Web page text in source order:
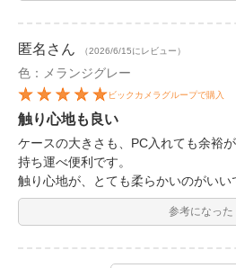
匿名 さん （2026/6/15にレビュー）
色：メランジグレー
ビックカメラグループで購入
触り心地も良い
ケースの大きさも、PC入れても余裕
持ち運べ便利です。
触り心地が、とても柔らかいのがいい
参考になった